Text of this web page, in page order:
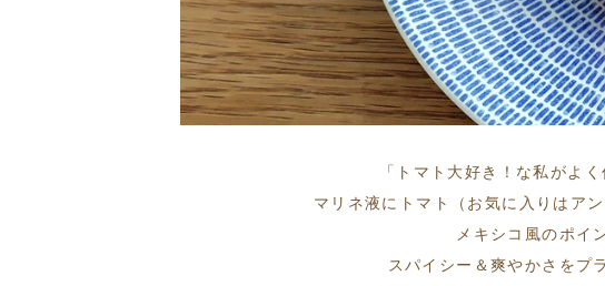
「トマト大好き！な私がよ
マリネ液にトマト（お気に入りはア
メキシコ風のポイ
スパイシー＆爽やかさをプ